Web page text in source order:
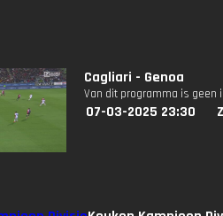
Cagliari - Genoa
Van dit programma is geen
07-03-2025 23:30